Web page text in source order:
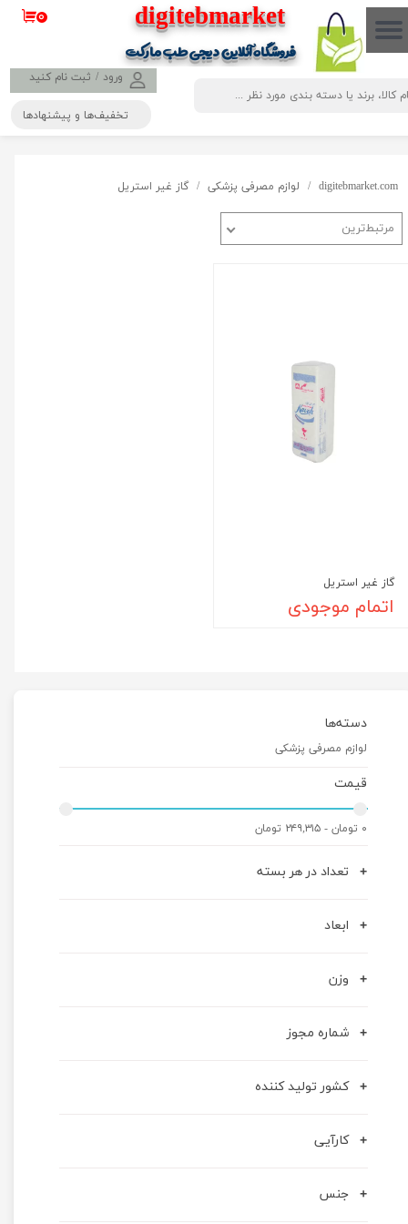
​​​​​​​​digitebmarket
فروشگاه آنلاین دیجی طب مارکت
ورود / ثبت نام کنید
حساب کاربری من
تغییر گذر واژه
۰
تخفیف‌ها و پیشنهادها
دسته‌ها
لوازم مصرفی پزشکی
قیمت
۰ تومان - ۲۴۹,۳۱۵ تومان
تعداد در هر بسته
ابعاد
وزن
شماره مجوز
کشور تولید کننده
کارآیی
جنس
digitebmarket.com لوازم مصرفی پزشکی گاز غیر استریل
مرتبط‌ترین
گاز غیر استریل
اتمام موجودی